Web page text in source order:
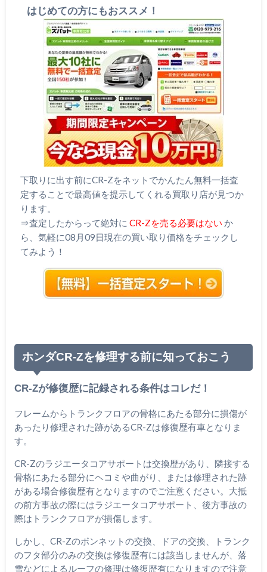
はじめての方にもおススメ！
下取りに出す前にCR-Zをネットでかんたん無料一括査
定することで最高値を提示してくれる買取り店が見つか
ります。
⇒査定したからって絶対に CR-Zを売る必要はない か
ら、気軽に08月09日現在の買い取り価格をチェックし
てみよう！
ホンダCR-Zを修理する前に知っておこう
CR-Zが修復歴に記録される条件はコレだ！
フレームからトランクフロアの骨格にあたる部分に損傷が
あったり修理された跡があるCR-Zは修復歴有車となりま
す。
CR-Zのラジエータコアサポートは交換歴があり、隣接する
骨格にあたる部分にヘコミや曲がり、または修理された跡
がある場合修復歴有となりますのでご注意ください。大抵
の前方事故の際にはラジエータコアサポート、後方事故の
際はトランクフロアが損傷します。
しかし、CR-Zのボンネットの交換、ドアの交換、トランク
のフタ部分のみの交換は修復歴有には該当しませんが、落
雪などによるルーフの修理は修復歴有になりますので注意